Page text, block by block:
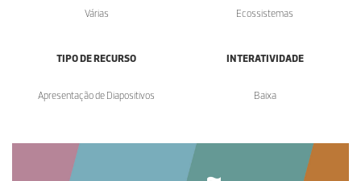
Várias Ecossistemas
TIPO DE RECURSO
Apresentação de Diapositivos
INTERATIVIDADE
Baixa